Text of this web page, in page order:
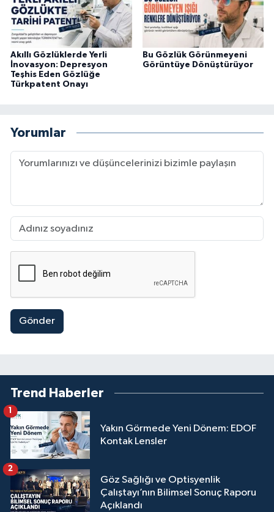
Akıllı Gözlüklerde Yerli
İnovasyon: Depresyon
Teşhis Eden Gözlüğe
Türkpatent Onayı
Bu Gözlük Görünmeyeni
Görüntüye Dönüştürüyor
Yorumlar
Gönder
Trend Haberler
Yakın Görmede Yeni Dönem: EDOF
Kontak Lensler
1
Göz Sağlığı ve Optisyenlik
Çalıştayı’nın Bilimsel Sonuç Raporu
Açıklandı
2